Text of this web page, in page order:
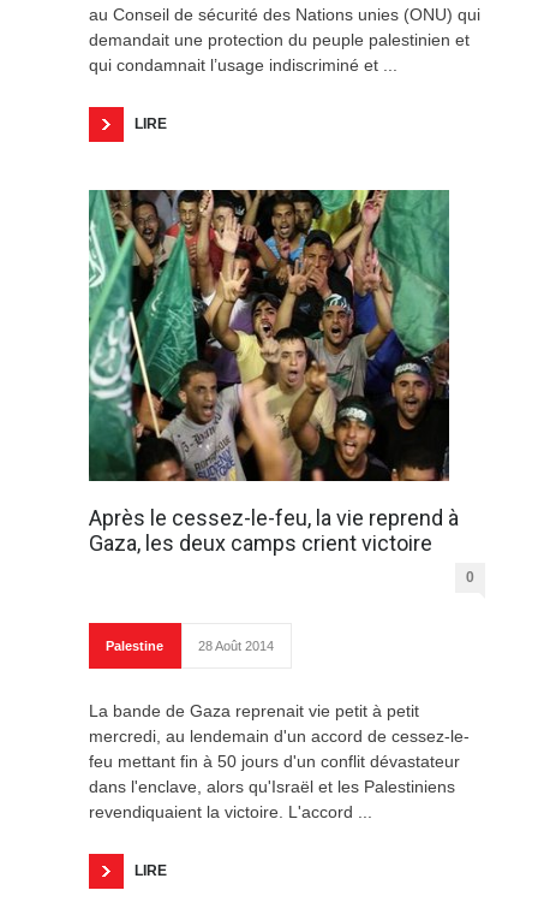
au Conseil de sécurité des Nations unies (ONU) qui
demandait une protection du peuple palestinien et
qui condamnait l’usage indiscriminé et ...
LIRE
Après le cessez-le-feu, la vie reprend à
Gaza, les deux camps crient victoire
0
Palestine 28 Août 2014
La bande de Gaza reprenait vie petit à petit
mercredi, au lendemain d'un accord de cessez-le-
feu mettant fin à 50 jours d'un conflit dévastateur
dans l'enclave, alors qu'Israël et les Palestiniens
revendiquaient la victoire. L'accord ...
LIRE